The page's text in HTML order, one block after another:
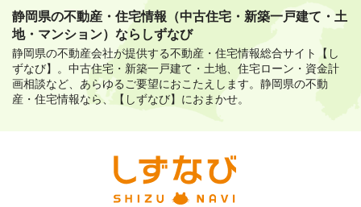
静岡県の不動産・住宅情報（中古住宅・新築一戸建て・土
地・マンション）ならしずなび
静岡県の不動産会社が提供する不動産・住宅情報総合サイト【し
ずなび】。 中古住宅・新築一戸建て・土地、住宅ローン・資金計
画相談など、あらゆるご要望におこたえします。 静岡県の不動
産・住宅情報なら、【しずなび】におまかせ。